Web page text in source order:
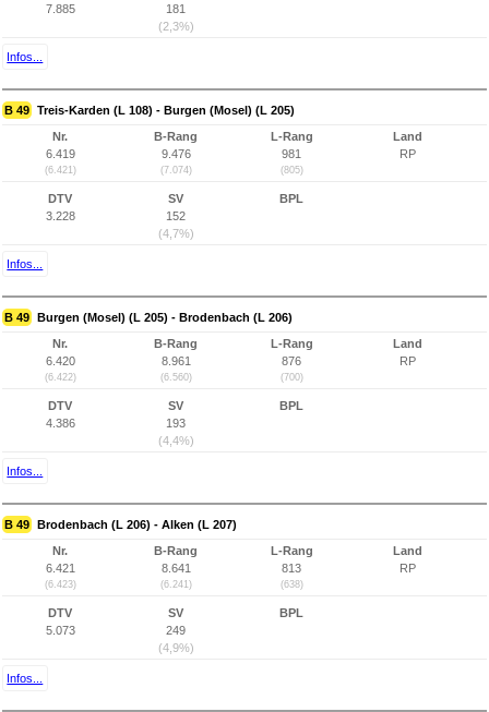
7.885
181
(2,3%)
Infos...
B 49 Treis-Karden (L 108) - Burgen (Mosel) (L 205)
Nr.
6.419
(6.421)
B-Rang
9.476
(7.074)
L-Rang
981
(805)
Land
RP
DTV
3.228
SV
152
(4,7%)
BPL
Infos...
B 49 Burgen (Mosel) (L 205) - Brodenbach (L 206)
Nr.
6.420
(6.422)
B-Rang
8.961
(6.560)
L-Rang
876
(700)
Land
RP
DTV
4.386
SV
193
(4,4%)
BPL
Infos...
B 49 Brodenbach (L 206) - Alken (L 207)
Nr.
6.421
(6.423)
B-Rang
8.641
(6.241)
L-Rang
813
(638)
Land
RP
DTV
5.073
SV
249
(4,9%)
BPL
Infos...